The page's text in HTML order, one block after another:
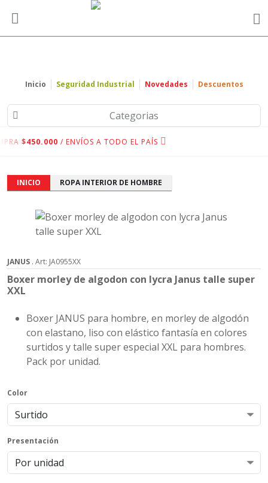
Inicio Seguridad Industrial Novedades Descuentos
Categorias
$450.000 / ENVÍOS A TODO EL PAÍS
INICIO ROPA INTERIOR DE HOMBRE
JANUS . Art: JA0955XX
Boxer morley de algodon con lycra Janus talle super
XXL
Boxer JANUS para hombre, en morley de algodón
con elastano, liso con elástico fantasía en colores
surtidos y talle super especial XXL para hombres.
Pack por unidad.
Color
Presentación